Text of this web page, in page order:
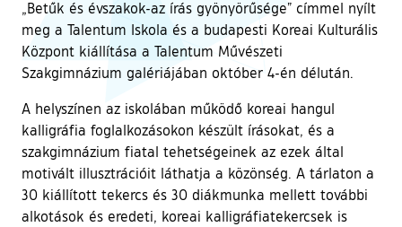
„Betűk és évszakok-az írás gyönyörűsége” címmel nyílt
meg a Talentum Iskola és a budapesti Koreai Kulturális
Központ kiállítása a Talentum Művészeti
Szakgimnázium galériájában október 4-én délután.
A helyszínen az iskolában működő koreai hangul
kalligráfia foglalkozásokon készült írásokat, és a
szakgimnázium fiatal tehetségeinek az ezek által
motivált illusztrációit láthatja a közönség. A tárlaton a
30 kiállított tekercs és 30 diákmunka mellett további
alkotások és eredeti, koreai kalligráfiatekercsek is